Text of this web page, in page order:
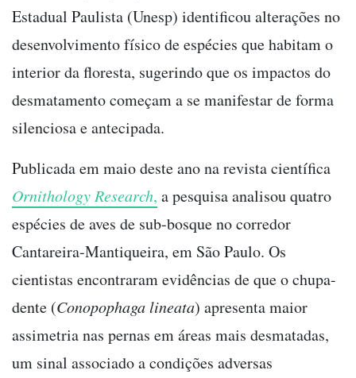
Estadual Paulista (Unesp) identificou alterações no
desenvolvimento físico de espécies que habitam o
interior da floresta, sugerindo que os impactos do
desmatamento começam a se manifestar de forma
silenciosa e antecipada.
Publicada em maio deste ano na revista científica
Ornithology Research, a pesquisa analisou quatro
espécies de aves de sub-bosque no corredor
Cantareira-Mantiqueira, em São Paulo. Os
cientistas encontraram evidências de que o chupa-
dente (Conopophaga lineata) apresenta maior
assimetria nas pernas em áreas mais desmatadas,
um sinal associado a condições adversas